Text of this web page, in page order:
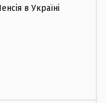
в Україні